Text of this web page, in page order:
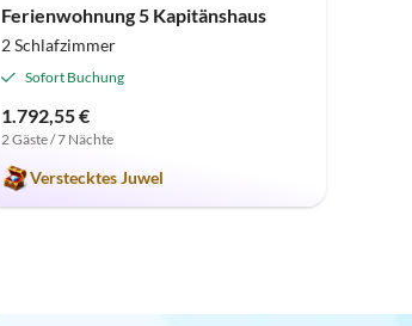
Ferienwohnung 5 Kapitänshaus
2 Schlafzimmer
Sofort Buchung
1.792,55 €
2 Gäste / 7 Nächte
Verstecktes Juwel